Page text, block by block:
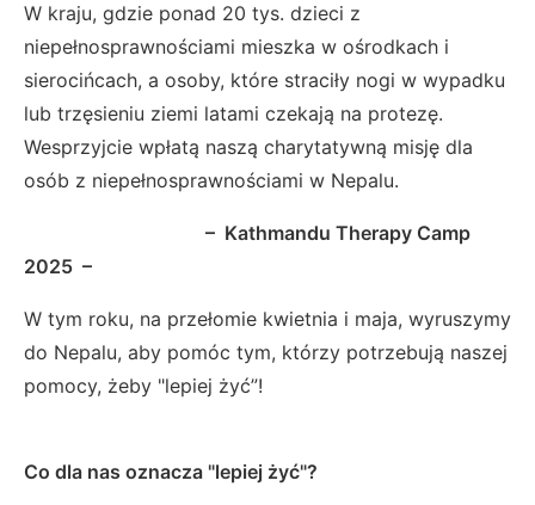
W kraju, gdzie ponad 20 tys. dzieci z
niepełnosprawnościami mieszka w ośrodkach i
sierocińcach, a osoby, które straciły nogi w wypadku
lub trzęsieniu ziemi latami czekają na protezę.
Wesprzyjcie wpłatą naszą charytatywną misję dla
osób z niepełnosprawnościami w Nepalu.
– Kathmandu Therapy Camp
2025 –
W tym roku, na przełomie kwietnia i maja, wyruszymy
do Nepalu, aby pomóc tym, którzy potrzebują naszej
pomocy, żeby "lepiej żyć”!
Co dla nas oznacza "lepiej żyć"?